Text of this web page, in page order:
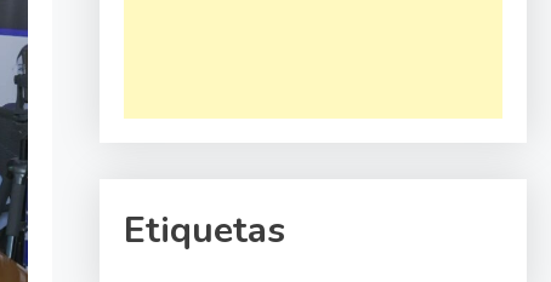
Etiquetas